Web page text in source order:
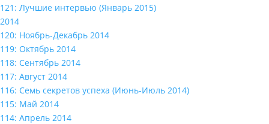
121: Лучшие интервью (Январь 2015)
2014
120: Ноябрь-Декабрь 2014
119: Октябрь 2014
118: Сентябрь 2014
117: Август 2014
116: Семь секретов успеха (Июнь-Июль 2014)
115: Май 2014
114: Апрель 2014